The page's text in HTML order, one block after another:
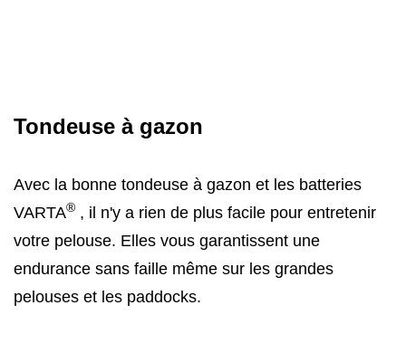
Tondeuse à gazon
Avec la bonne tondeuse à gazon et les batteries
VARTA® , il n'y a rien de plus facile pour entretenir
votre pelouse. Elles vous garantissent une
endurance sans faille même sur les grandes
pelouses et les paddocks.